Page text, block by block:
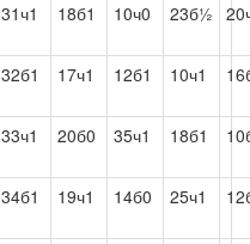
31ч1 18б1 10ч0 23б½
32б1 17ч1 12б1 10ч1
33ч1 20б0 35ч1 18б1
34б1 19ч1 14б0 25ч1